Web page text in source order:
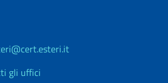
gli uffici